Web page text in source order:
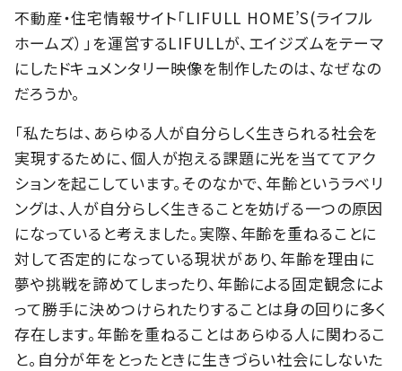
不動産・住宅情報サイト「LIFULL HOME’S(ライフル
ホームズ）」を運営するLIFULLが、エイジズムをテーマ
にしたドキュメンタリー映像を制作したのは、なぜなの
だろうか。
「私たちは、あらゆる人が自分らしく生きられる社会を
実現するために、個人が抱える課題に光を当ててアク
ションを起こしています。そのなかで、年齢というラベリ
ングは、人が自分らしく生きることを妨げる一つの原因
になっていると考えました。実際、年齢を重ねることに
対して否定的になっている現状があり、年齢を理由に
夢や挑戦を諦めてしまったり、年齢による固定観念によ
って勝手に決めつけられたりすることは身の回りに多く
存在します。年齢を重ねることはあらゆる人に関わるこ
と。自分が年をとったときに生きづらい社会にしないた